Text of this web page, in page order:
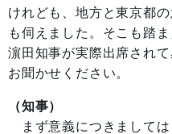
けれども、地方と東京都
も伺えました。そこも踏
濵田知事が実際出席され
お聞かせください。
（知事）
まず意義につきましては